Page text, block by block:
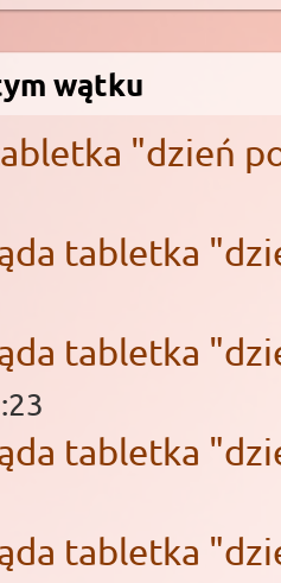
wątku
"dzień
tabletka
tabletka
tabletka
tabletka